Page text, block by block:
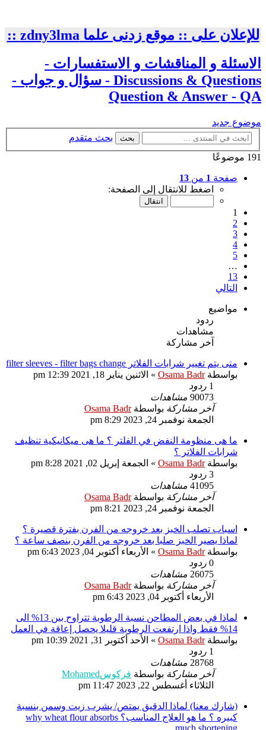
للإعلان على :: موقع زدنى علما zdny3lma ::
الاسئلة و المناقشات و الاستفسارات -
Discussions & Questions - سؤال و جواب -
Question & Answer - QA
موضوع جديد
بحث
بحث متقدم
191 موضوعًا
صفحة 1 من 13
اضغط للانتقال إلى الصفحة:
1
2
3
4
5
…
13
التالي
مواضيع
ردود
مشاهدات
آخر مشاركة
متى يتم تغيير شرابات الفلاتر filter sleeves - filter bags change
بواسطةOsama Badr
» الاثنين يناير 18, 2021 12:39 pm
1 ردود
90073 مشاهدات
آخر مشاركة بواسطةOsama Badr
الجمعة نوفمبر 24, 2023 8:29 pm
ما هى منظومة النفض في الفلتر ؟ ما هى ميكانيكية تنظيف
شرابات الفلاتر ؟
بواسطةOsama Badr
» الجمعة إبريل 02, 2021 8:28 pm
3 ردود
41095 مشاهدات
آخر مشاركة بواسطةOsama Badr
الجمعة نوفمبر 24, 2023 8:21 pm
اسباب تصلب الخبز بعد خروجه من الفرن بفترة قصيرة ؟
لماذا يصير الخبز صلبا بعد خروجه من الفرن بنصف ساعة ؟
بواسطةOsama Badr
» الأربعاء أكتوبر 04, 2023 6:43 pm
0 ردود
26075 مشاهدات
آخر مشاركة بواسطةOsama Badr
الأربعاء أكتوبر 04, 2023 6:43 pm
لماذا في بعض المطاحن نسبة الرطوبة تتراوح بين 13% الى
14% فقط واذا ارتفعت الرطوبة قليلا يحصل إعاقة في العمل
بواسطةOsama Badr
» الأحد أكتوبر 31, 2021 10:39 pm
1 ردود
28768 مشاهدات
آخر مشاركة بواسطة فركوسMohamed
الثلاثاء أغسطس 22, 2023 11:47 pm
(شارك معنا) لماذا الدقيق يمتص/ يشرب زيت وسمن بنسبة
كبيره ؟ ما هو العلاج المناسب؟ why wheat flour absorbs